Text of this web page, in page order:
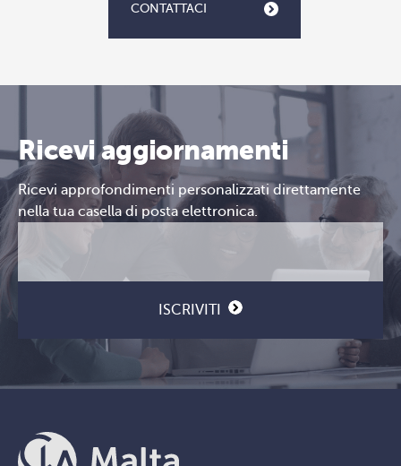
CONTATTACI
Ricevi aggiornamenti
Ricevi approfondimenti personalizzati direttamente
nella tua casella di posta elettronica.
ISCRIVITI